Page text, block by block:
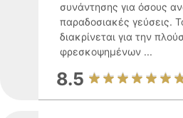
συνάντησης για όσους
παραδοσιακές γεύσεις.
διακρίνεται για την
φρεσκοψημένων ...
8.5